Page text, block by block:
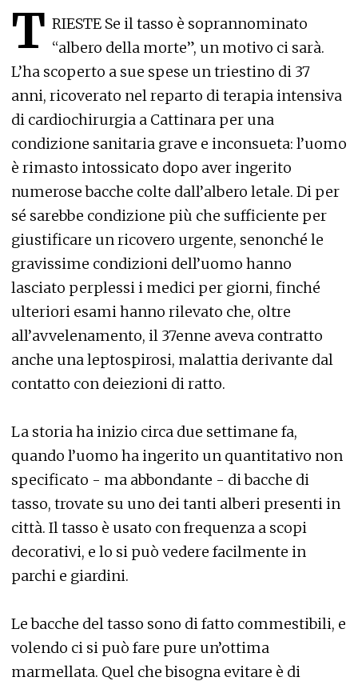
T RIESTE Se il tasso è soprannominato
“albero della morte”, un motivo ci sarà.
L’ha scoperto a sue spese un triestino di 37
anni, ricoverato nel reparto di terapia intensiva
di cardiochirurgia a Cattinara per una
condizione sanitaria grave e inconsueta: l’uomo
è rimasto intossicato dopo aver ingerito
numerose bacche colte dall’albero letale. Di per
sé sarebbe condizione più che sufficiente per
giustificare un ricovero urgente, senonché le
gravissime condizioni dell’uomo hanno
lasciato perplessi i medici per giorni, finché
ulteriori esami hanno rilevato che, oltre
all’avvelenamento, il 37enne aveva contratto
anche una leptospirosi, malattia derivante dal
contatto con deiezioni di ratto.
La storia ha inizio circa due settimane fa,
quando l’uomo ha ingerito un quantitativo non
specificato - ma abbondante - di bacche di
tasso, trovate su uno dei tanti alberi presenti in
città. Il tasso è usato con frequenza a scopi
decorativi, e lo si può vedere facilmente in
parchi e giardini.
Le bacche del tasso sono di fatto commestibili, e
volendo ci si può fare pure un’ottima
marmellata. Quel che bisogna evitare è di